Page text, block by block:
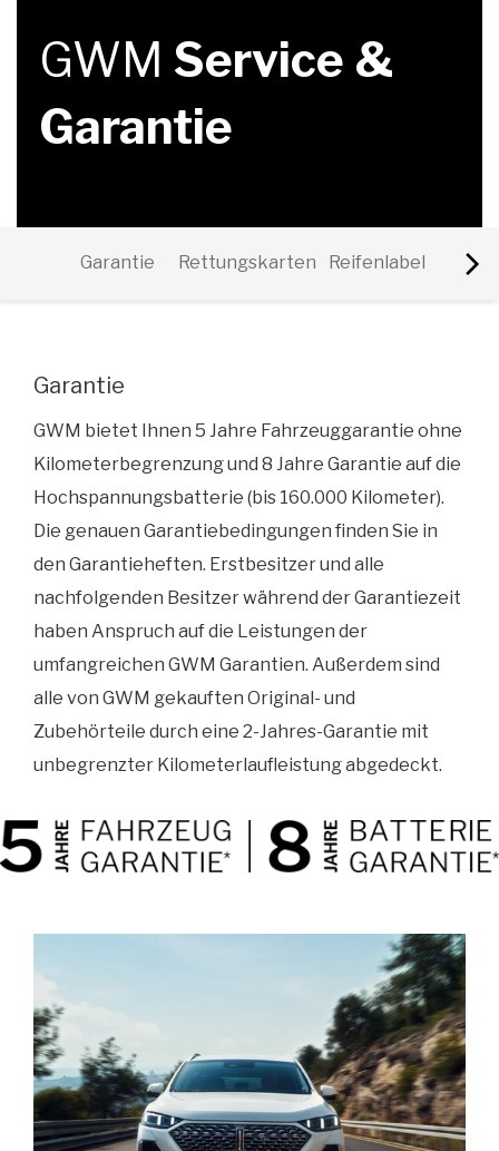
GWM Service &
Garantie
Garantie Rettungskarten Reifenlabel
Garantie
GWM bietet Ihnen 5 Jahre Fahrzeuggarantie ohne
Kilometerbegrenzung und 8 Jahre Garantie auf die
Hochspannungsbatterie (bis 160.000 Kilometer).
Die genauen Garantiebedingungen finden Sie in
den Garantieheften. Erstbesitzer und alle
nachfolgenden Besitzer während der Garantiezeit
haben Anspruch auf die Leistungen der
umfangreichen GWM Garantien. Außerdem sind
alle von GWM gekauften Original- und
Zubehörteile durch eine 2-Jahres-Garantie mit
unbegrenzter Kilometerlaufleistung abgedeckt.